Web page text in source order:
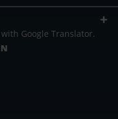
Google Translator.